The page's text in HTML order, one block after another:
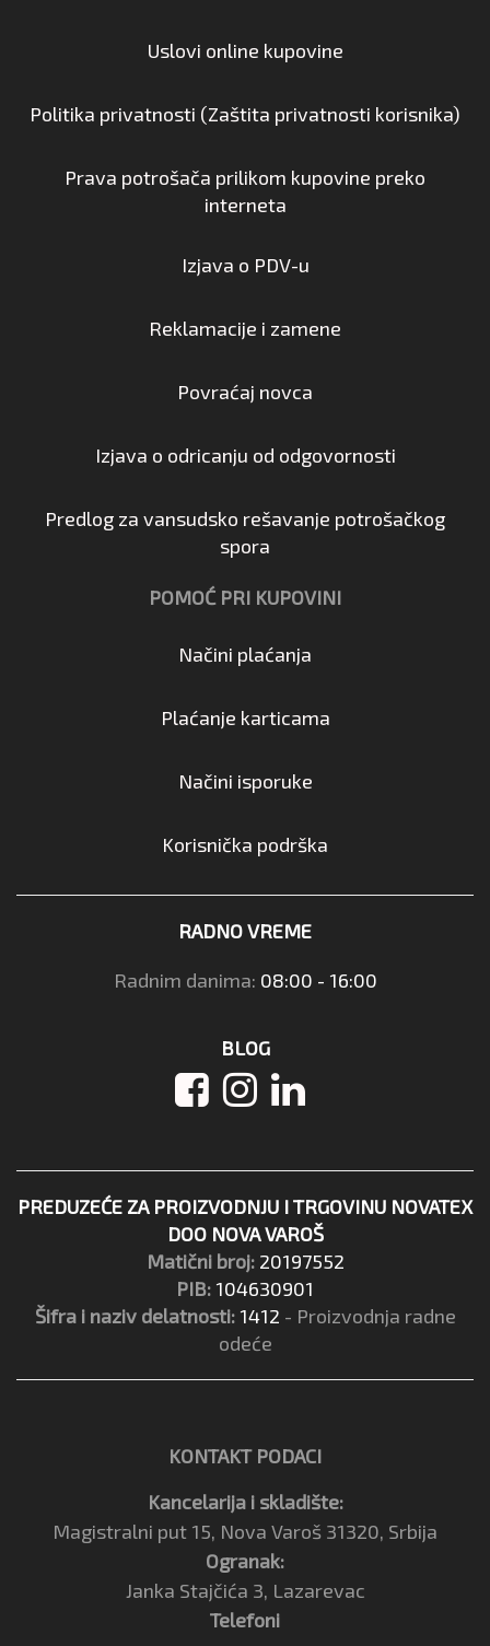
Uslovi online kupovine
Politika privatnosti (Zaštita privatnosti korisnika)
Prava potrošača prilikom kupovine preko
interneta
Izjava o PDV-u
Reklamacije i zamene
Povraćaj novca
Izjava o odricanju od odgovornosti
Predlog za vansudsko rešavanje potrošačkog
spora
POMOĆ PRI KUPOVINI
Načini plaćanja
Plaćanje karticama
Načini isporuke
Korisnička podrška
RADNO VREME
Radnim danima: 08:00 - 16:00
BLOG
PREDUZEĆE ZA PROIZVODNJU I TRGOVINU NOVATEX
DOO NOVA VAROŠ
Matični broj: 20197552
PIB: 104630901
Šifra i naziv delatnosti: 1412 - Proizvodnja radne
odeće
KONTAKT PODACI
Kancelarija i skladište:
Magistralni put 15, Nova Varoš 31320, Srbija
Ogranak:
Janka Stajčića 3, Lazarevac
Telefoni